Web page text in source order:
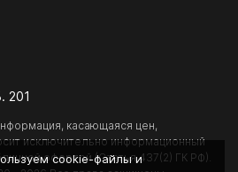
201
касающаяся цен,
исключительно информационный
офертой (Статья 437(2) ГК РФ).
cookie-файлы и